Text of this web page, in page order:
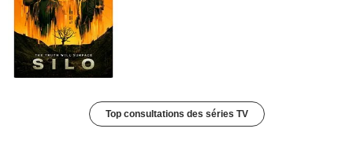
Top consultations des séries TV